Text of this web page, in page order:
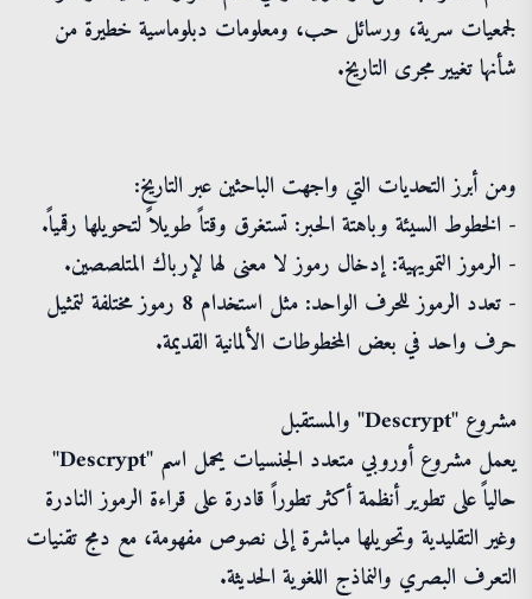
لجمعيات سرية، ورسائل حب، ومعلومات دبلوماسية خطيرة من
شأنها تغيير مجرى التاريخ.
ومن أبرز التحديات التي واجهت الباحثين عبر التاريخ:
- الخطوط السيئة وباهتة الحبر: تستغرق وقتاً طويلاً لتحويلها رقمياً.
- الرموز التمويهية: إدخال رموز لا معنى لها لإرباك المتلصصين.
- تعدد الرموز للحرف الواحد: مثل استخدام 8 رموز مختلفة لتمثيل
حرف واحد في بعض المخطوطات الألمانية القديمة.
مشروع "Descrypt" والمستقبل
يعمل مشروع أوروبي متعدد الجنسيات يحمل اسم "Descrypt"
حالياً على تطوير أنظمة أكثر تطوراً قادرة على قراءة الرموز النادرة
وغير التقليدية وتحويلها مباشرة إلى نصوص مفهومة، مع دمج تقنيات
التعرف البصري والنماذج اللغوية الحديثة.